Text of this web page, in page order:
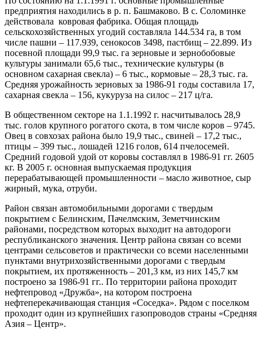
предприятия находились в р. п. Башмаково. В с. Соломинке
действовала ковровая фабрика. Общая площадь
сельскохозяйственных угодий составляла 144.534 га, в том
числе пашни – 117.939, сенокосов 3498, пастбищ – 22.899. Из
посевной площади 99,9 тыс. га зерновые и зернобобовые
культуры занимали 65,6 тыс., технические культуры (в
основном сахарная свекла) – 6 тыс., кормовые – 28,3 тыс. га.
Средняя урожайность зерновых за 1986-91 годы составила 17,
сахарная свекла – 156, кукуруза на силос – 217 ц/га.
В общественном секторе на 1.1.1992 г. насчитывалось 28,9
тыс. голов крупного рогатого скота, в том числе коров – 9745.
Овец в совхозах района было 19,9 тыс., свиней – 17,2 тыс.,
птицы – 399 тыс., лошадей 1216 голов, 614 пчелосемей.
Средний годовой удой от коровы составлял в 1986-91 гг. 2605
кг. В 2005 г. основная выпускаемая продукция
перерабатывающей промышленности – масло животное, сыр
жирный, мука, отруби.
Район связан автомобильными дорогами с твердым
покрытием с Белинским, Пачелмским, Земетчинским
районами, посредством которых выходит на автодороги
республиканского значения. Центр района связан со всеми
центрами сельсоветов и практически со всеми населенными
пунктами внутрихозяйственными дорогами с твердым
покрытием, их протяженность – 201,3 км, из них 145,7 км
построено за 1986-91 гг.. По территории района проходит
нефтепровод «Дружба», на котором построена
нефтеперекачивающая станция «Соседка». Рядом с поселком
проходит один из крупнейших газопроводов страны «Средняя
Азия – Центр».